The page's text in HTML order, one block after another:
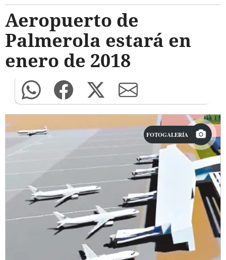
Aeropuerto de
Palmerola estará en
enero de 2018
FOTOGALERÍA